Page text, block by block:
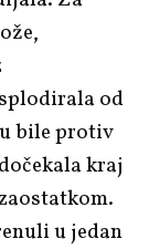
od
bile protiv
kraj
u jedan